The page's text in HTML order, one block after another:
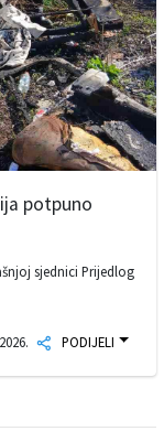
potpuno
sjednici Prijedlog
PODIJELI